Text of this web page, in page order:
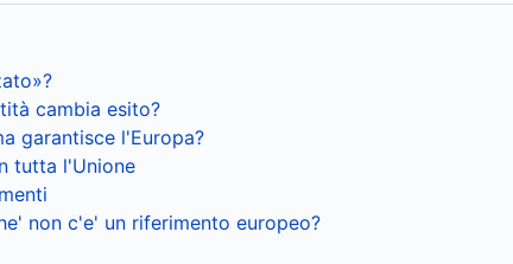
cambia esito?
garantisce l'Europa?
tutta l'Unione
non c'e' un riferimento europeo?